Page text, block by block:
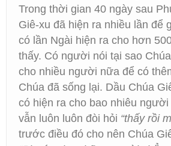
Trong thời gian 40 ngày sau
Giê-xu đã hiện ra nhiều lần để
có lần Ngài hiện ra cho hơn
thấy. Có người nói tại sao
cho nhiều người nữa để có
Chúa đã sống lại. Dầu Chúa
có hiện ra cho bao nhiêu
vẫn luôn luôn đòi hỏi “thấy rồi
trước điều đó cho nên Chúa